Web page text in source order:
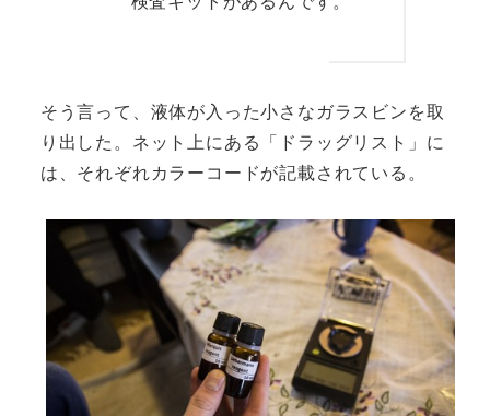
そう言って、液体が入った小さなガラスビンを取
り出した。ネット上にある「ドラッグリスト」に
は、それぞれカラーコードが記載されている。